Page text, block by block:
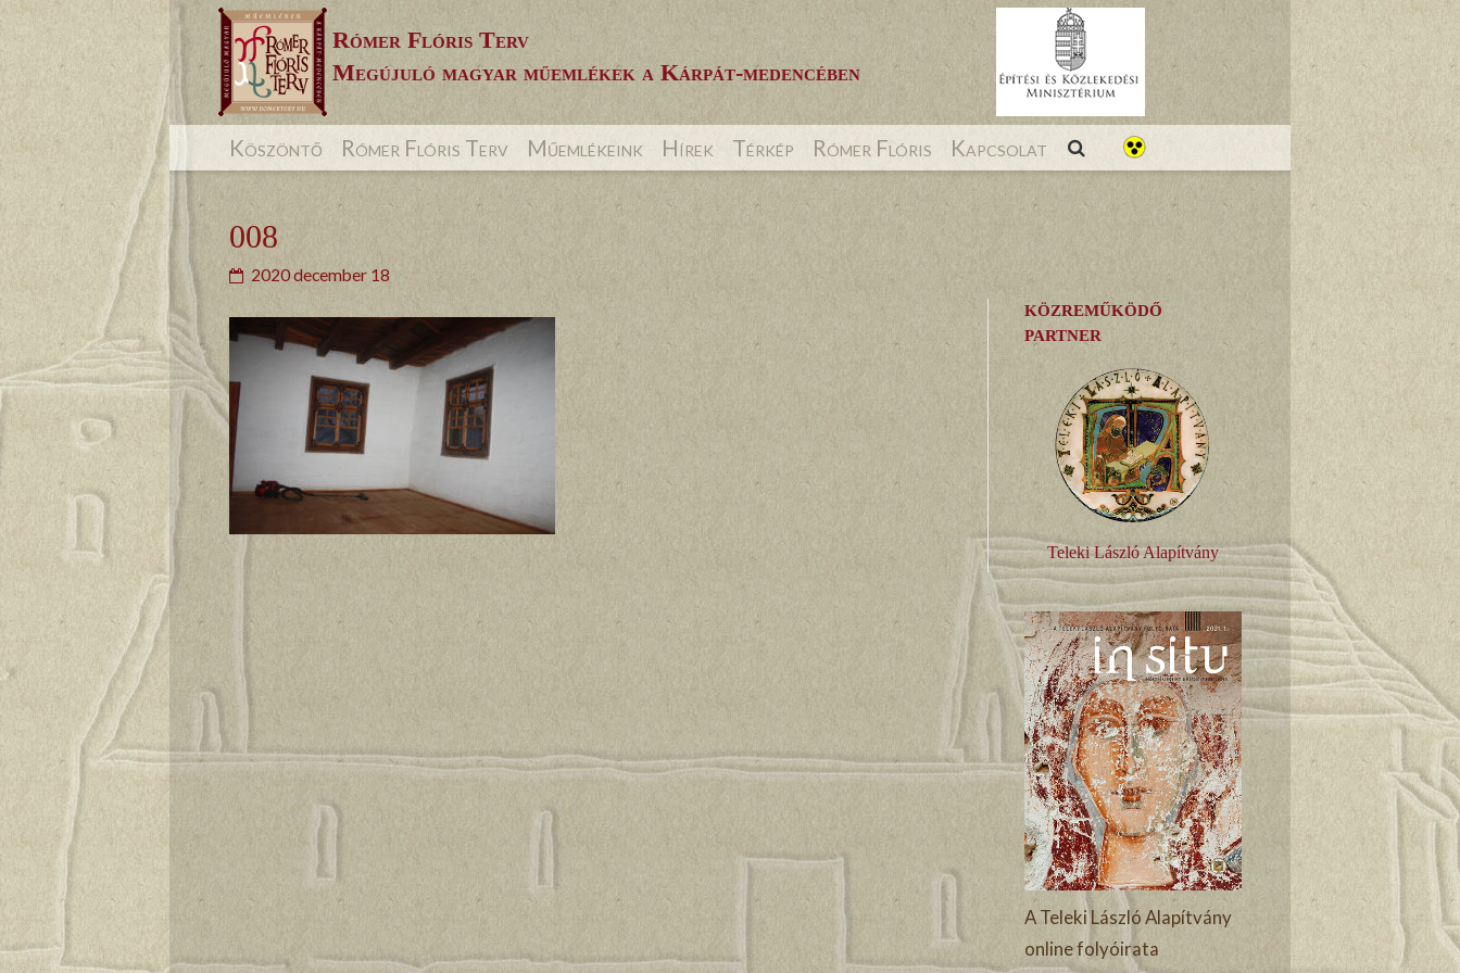
Skip
content
Rómer Flóris Terv
Megújuló magyar műemlékek a Kárpát-medencében
Köszöntő Rómer Flóris Terv Műemlékeink Hírek Térkép Rómer Flóris Kapcsolat
008
2020 december 18
KÖZREMŰKÖDŐ
PARTNER
Teleki László Alapítvány
A Teleki László Alapítvány
online folyóirata